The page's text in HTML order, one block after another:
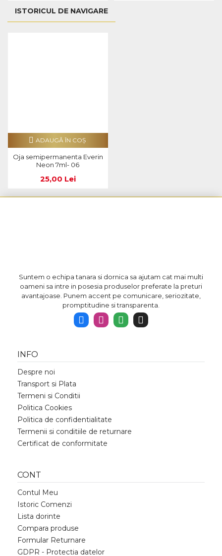
ISTORICUL DE NAVIGARE
Oja semipermanenta Everin
Neon 7ml- 06
25,00 Lei
ADAUGĂ ÎN COŞ
Suntem o echipa tanara si dornica sa ajutam cat mai multi
oameni sa intre in posesia produselor preferate la preturi
avantajoase. Punem accent pe comunicare, seriozitate,
promptitudine si transparenta.
INFO
Despre noi
Transport si Plata
Termeni si Conditii
Politica Cookies
Politica de confidentialitate
Termenii si conditiile de returnare
Certificat de conformitate
CONT
Contul Meu
Istoric Comenzi
Lista dorinte
Compara produse
Formular Returnare
GDPR - Protectia datelor